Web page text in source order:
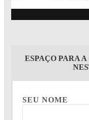
ESPAÇO PARA
SEU NOME